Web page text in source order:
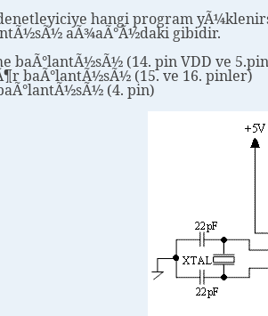
hangi program
aÃ¾aÃ°Ã½daki gibidir.
baÃ°lantÃ½sÃ½ (14.pinVDD ve
baÃ°lantÃ½sÃ½ (15. ve 16.pinler)
(4.pin)